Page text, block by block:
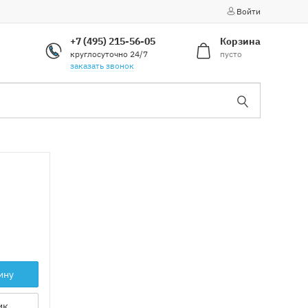
Войти
+7 (495) 215-56-05
круглосуточно 24/7
заказать звонок
Корзина
пусто